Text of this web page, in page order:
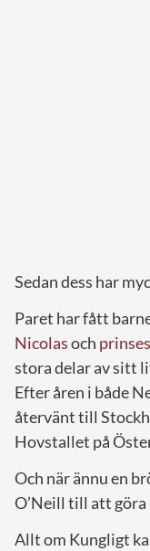
Sedan dess har
Paret har fått
Nicolasoch
stora delar av sitt
Efter åren i både
återvänt till
Hovstallet på
Och när ännu en
O’Neill till att göra
Allt om Kungligt